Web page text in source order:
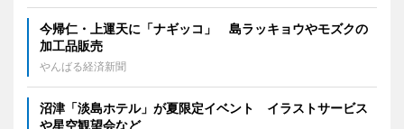
今帰仁・上運天に「ナギッコ」 島ラッキョウやモズクの
加工品販売
やんばる経済新聞
沼津「淡島ホテル」が夏限定イベント イラストサービス
や星空観望会など